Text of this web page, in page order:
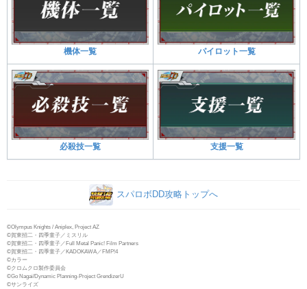
機体一覧 パイロット一覧
必殺技一覧 支援一覧
スパロボDD攻略トップへ
©Olympus Knights / Aniplex, Project AZ
©賀東招二・四季童子／ミスリル
©賀東招二・四季童子／Full Metal Panic! Film Partners
©賀東招二・四季童子／KADOKAWA／FMP!4
©カラー
©クロムクロ製作委員会
©Go Nagai/Dynamic Planning-Project GrendizerU
©サンライズ